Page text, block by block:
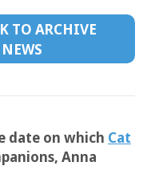
TO ARCHIVE
NEWS
date on which Cat
Anna